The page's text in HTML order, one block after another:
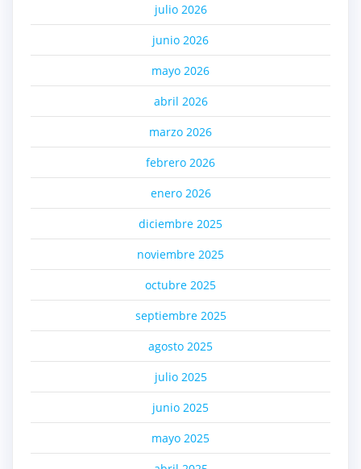
julio 2026
junio 2026
mayo 2026
abril 2026
marzo 2026
febrero 2026
enero 2026
diciembre 2025
noviembre 2025
octubre 2025
septiembre 2025
agosto 2025
julio 2025
junio 2025
mayo 2025